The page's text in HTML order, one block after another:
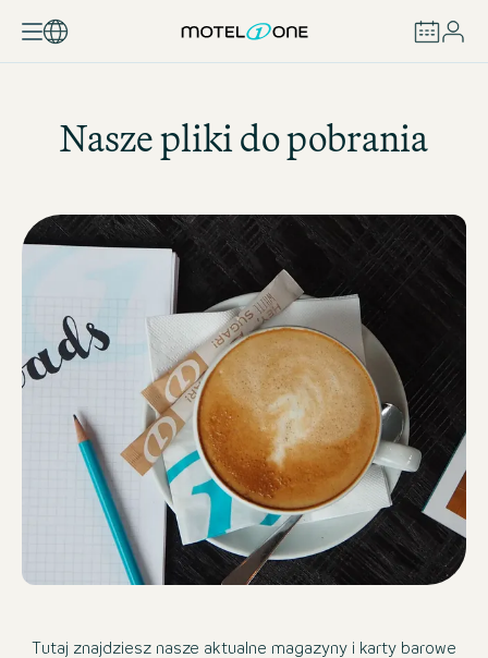
Nasze pliki do pobrania
Tutaj znajdziesz nasze aktualne magazyny i karty barowe